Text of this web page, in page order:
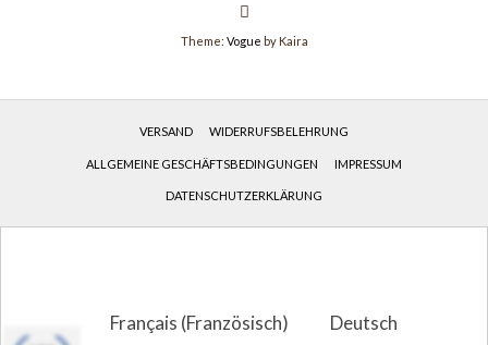
Theme: Vogue by Kaira
VERSAND WIDERRUFSBELEHRUNG
ALLGEMEINE GESCHÄFTSBEDINGUNGEN IMPRESSUM
DATENSCHUTZERKLÄRUNG
Français (Französisch) Deutsch